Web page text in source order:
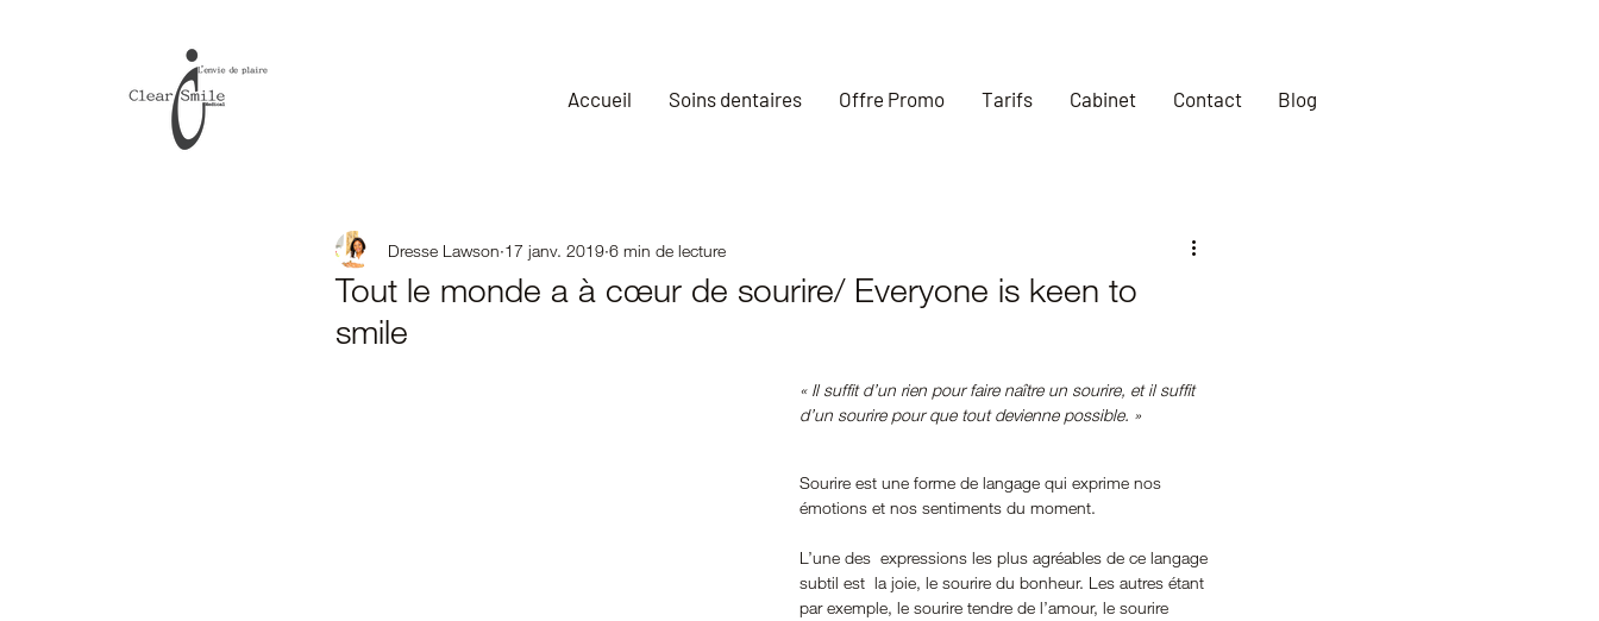
Accueil Soins dentaires Offre Promo Tarifs Cabinet Contact Blog
Tout le monde a à cœur de sourire/ Everyone is keen to
smile
Dresse Lawson 17 janv. 2019 6 min de lecture
« Il suffit d’un rien pour faire naître un sourire, et il suffit
d’un sourire pour que tout devienne possible. »
Sourire est une forme de langage qui exprime nos
émotions et nos sentiments du moment.
L’une des  expressions les plus agréables de ce langage
subtil est  la joie, le sourire du bonheur. Les autres étant
par exemple, le sourire tendre de l’amour, le sourire